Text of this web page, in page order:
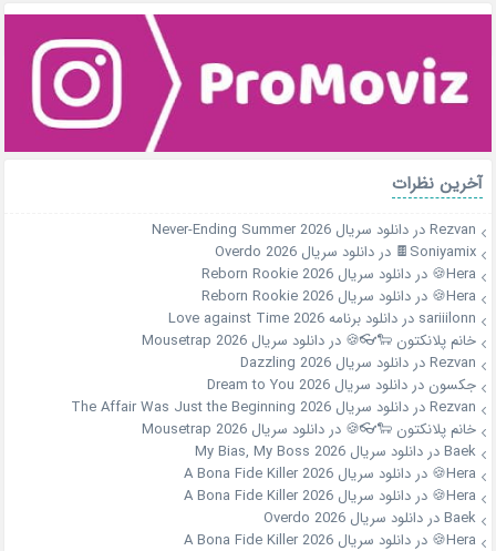
آخرین نظرات
Rezvanدردانلود سریال Never-Ending Summer 2026
Soniyamix🍫
دردانلود سریال Overdo 2026
Hera🍪
دردانلود سریال Reborn Rookie 2026
Hera🍪
دردانلود سریال Reborn Rookie 2026
sariiilonn دردانلود برنامه Love against Time 2026
خانم پلانکتون 🐑👓🍪 دردانلود سریال Mousetrap 2026
Rezvanدردانلود سریال Dazzling 2026
جکسون دردانلود سریال Dream to You 2026
Rezvanدردانلود سریال The Affair Was Just the Beginning 2026
خانم پلانکتون 🐑👓🍪 دردانلود سریال Mousetrap 2026
Baekدردانلود سریال My Bias, My Boss 2026
Hera🍪
دردانلود سریال A Bona Fide Killer 2026
Hera🍪
دردانلود سریال A Bona Fide Killer 2026
Baekدردانلود سریال Overdo 2026
Hera🍪
دردانلود سریال A Bona Fide Killer 2026